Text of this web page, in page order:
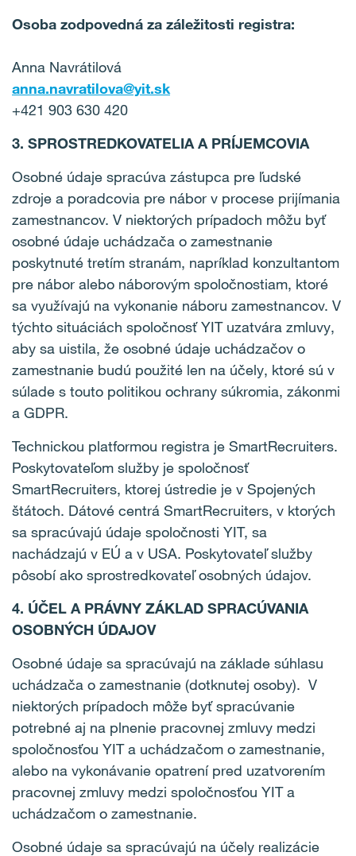
Osoba zodpovedná za záležitosti registra:
Anna Navrátilová
anna.navratilova@yit.sk
+421 903 630 420
3. SPROSTREDKOVATELIA A PRÍJEMCOVIA
Osobné údaje spracúva zástupca pre ľudské
zdroje a poradcovia pre nábor v procese prijímania
zamestnancov. V niektorých prípadoch môžu byť
osobné údaje uchádzača o zamestnanie
poskytnuté tretím stranám, napríklad konzultantom
pre nábor alebo náborovým spoločnostiam, ktoré
sa využívajú na vykonanie náboru zamestnancov. V
týchto situáciách spoločnosť YIT uzatvára zmluvy,
aby sa uistila, že osobné údaje uchádzačov o
zamestnanie budú použité len na účely, ktoré sú v
súlade s touto politikou ochrany súkromia, zákonmi
a GDPR.
Technickou platformou registra je SmartRecruiters.
Poskytovateľom služby je spoločnosť
SmartRecruiters, ktorej ústredie je v Spojených
štátoch. Dátové centrá SmartRecruiters, v ktorých
sa spracúvajú údaje spoločnosti YIT, sa
nachádzajú v EÚ a v USA. Poskytovateľ služby
pôsobí ako sprostredkovateľ osobných údajov.
4. ÚČEL A PRÁVNY ZÁKLAD SPRACÚVANIA
OSOBNÝCH ÚDAJOV
Osobné údaje sa spracúvajú na základe súhlasu
uchádzača o zamestnanie (dotknutej osoby). V
niektorých prípadoch môže byť spracúvanie
potrebné aj na plnenie pracovnej zmluvy medzi
spoločnosťou YIT a uchádzačom o zamestnanie,
alebo na vykonávanie opatrení pred uzatvorením
pracovnej zmluvy medzi spoločnosťou YIT a
uchádzačom o zamestnanie.
Osobné údaje sa spracúvajú na účely realizácie